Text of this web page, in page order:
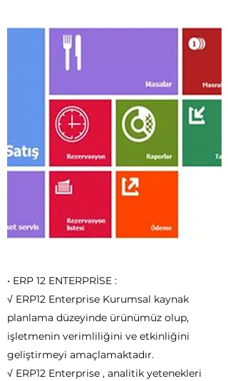
• ERP 12 ENTERPRİSE :
√ ERP12 Enterprise Kurumsal kaynak
planlama düzeyinde ürünümüz olup,
işletmenin verimliliğini ve etkinliğini
geliştirmeyi amaçlamaktadır.
√ ERP12 Enterprise , analitik yetenekleri